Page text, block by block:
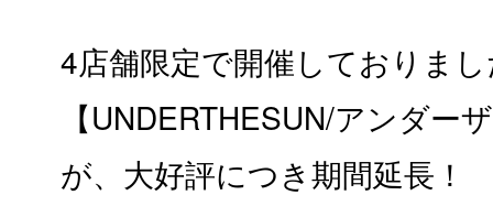
4店舗限定で開催しておりま
【UNDERTHESUN/アンダー
が、大好評につき期間延長！